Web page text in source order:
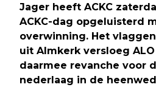
Jager heeft ACKC
ACKC-dag opgeluisterd
overwinning. Het
uit Almkerk versloeg
daarmee revanche voor
nederlaag in de